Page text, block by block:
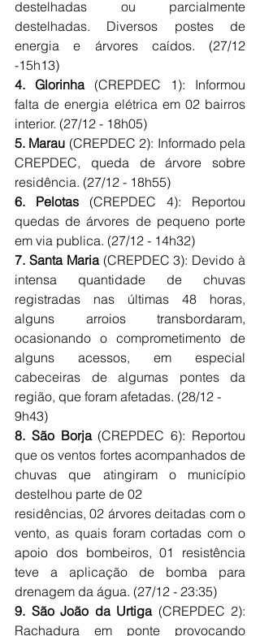
destelhadas ou parcialmente
destelhadas. Diversos postes de
energia e árvores caídos. (27/12
-15h13)
4. Glorinha (CREPDEC 1):
Informou
falta de energia elétrica em 02 bairros
interior. (27/12 - 18h05)
5. Marau (CREPDEC 2): Informado pela
CREPDEC, queda de árvore sobre
residência. (27/12 - 18h55)
6. Pelotas (CREPDEC 4): Reportou
quedas de árvores de pequeno porte
em via publica. (27/12 - 14h32)
7. Santa Maria (CREPDEC 3): Devido à
intensa quantidade de chuvas
registradas nas últimas 48 horas,
alguns arroios transbordaram,
ocasionando o comprometimento de
alguns acessos, em especial
cabeceiras de algumas pontes da
região, que foram afetadas. (28/12 -
9h43)
8. São Borja (CREPDEC 6): Reportou
que os ventos fortes acompanhados de
chuvas que atingiram o município
destelhou parte de 02
residências, 02 árvores deitadas com o
vento, as quais foram cortadas com o
apoio dos bombeiros, 01 resistência
teve a aplicação de bomba para
drenagem da água. (27/12 - 23:35)
9. São João da Urtiga (CREPDEC 2):
Rachadura em ponte provocando